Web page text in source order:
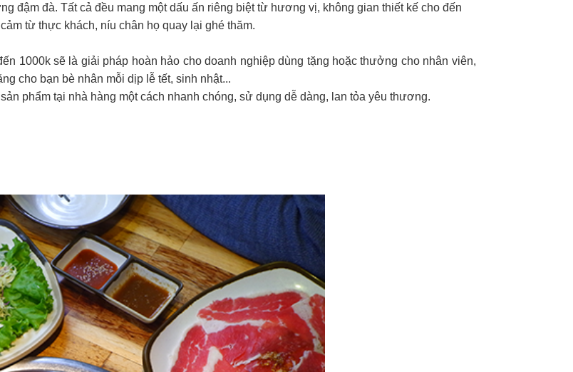
đậm đà. Tất cả đều mang một dấu ấn riêng biệt từ hương vị, không gian thiết kế cho đến
từ thực khách, níu chân họ quay lại ghé thăm.
1000k sẽ là giải pháp hoàn hảo cho doanh nghiệp dùng tặng hoặc thưởng cho nhân viên,
cho bạn bè nhân mỗi dịp lễ tết, sinh nhật...
phẩm tại nhà hàng một cách nhanh chóng, sử dụng dễ dàng, lan tỏa yêu thương.